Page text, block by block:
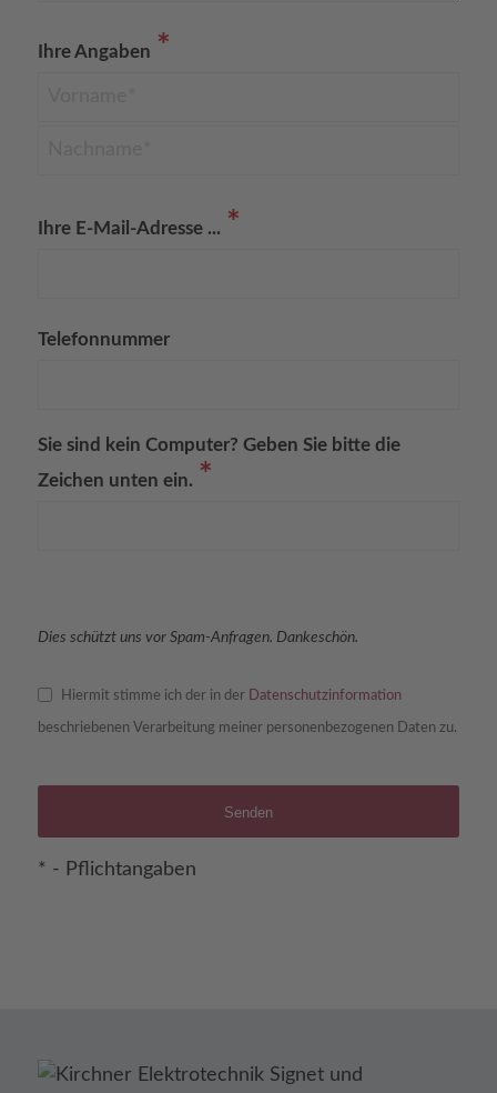
Ihre Angaben *
Ihre E-Mail-Adresse ... *
Telefonnummer
Sie sind kein Computer? Geben Sie bitte die
Zeichen unten ein. *
Dies schützt uns vor Spam-Anfragen. Dankeschön.
Hiermit stimme ich der in der Datenschutzinformation
beschriebenen Verarbeitung meiner personenbezogenen Daten zu.
Senden
* - Pflichtangaben